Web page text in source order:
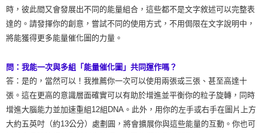
時，彼此間又會發展出不同的能量組合，這些都不是文字敘述可以完整表
達的。請發揮你的創意，嘗試不同的使用方式，不用侷限在文字說明中，
將能獲得更多能量催化圖的力量。
問：我能一次與多組「能量催化圖」共同運作嗎？
答：是的，當然可以！我推薦你一次可以使用兩張或三張、甚至高達十
張。這在更高的意識層面確實可以有助於增進並平衡你的粒子旋轉，同時
增進大腦能力並加速重組12組DNA。此外，用你的左手或右手在圖片上方
大約五英吋（約13公分）處劃圓，將會擴展你與這些能量的互動。你也可